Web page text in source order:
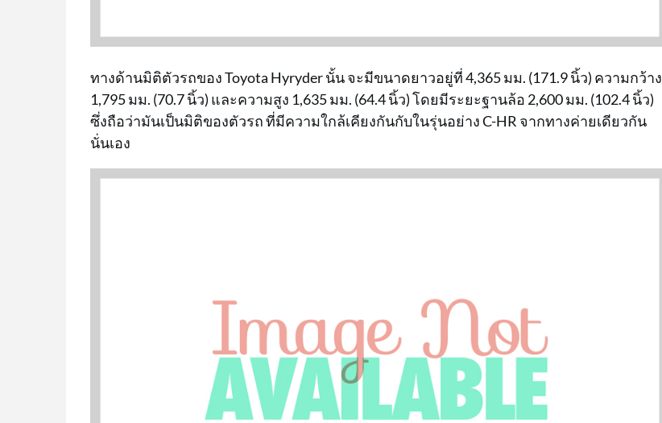
ทางด้านมิติตัวรถของ Toyota Hyryder นั้น จะมีขนาดยาวอยู่ที่ 4,365 มม. (171.9 นิ้ว) ความกว้าง
1,795 มม. (70.7 นิ้ว) และความสูง 1,635 มม. (64.4 นิ้ว) โดยมีระยะฐานล้อ 2,600 มม. (102.4 นิ้ว)
ซึ่งถือว่ามันเป็นมิติของตัวรถ ที่มีความใกล้เคียงกันกับในรุ่นอย่าง C-HR จากทางค่ายเดียวกัน
นั่นเอง